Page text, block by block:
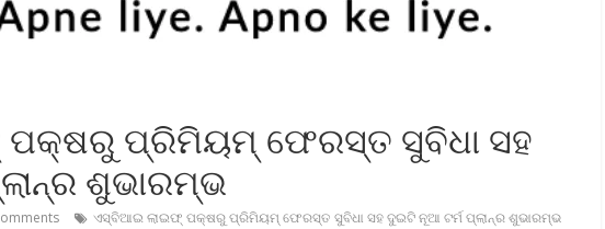
ପ୍ରିମିୟମ୍ ଫେରସ୍ତ ସୁବିଧା ସହ
ଶୁଭାରମ୍ଭ
ଏସ୍‌ବିଆଇ ଲାଇଫ୍ ପକ୍ଷରୁ ପ୍ରିମିୟମ୍ ଫେରସ୍ତ ସୁବିଧା ସହ ଦୁଇଟି ନୂଆ ଟର୍ମ ପ୍ଲାନ୍‌ର ଶୁଭାରମ୍ଭ